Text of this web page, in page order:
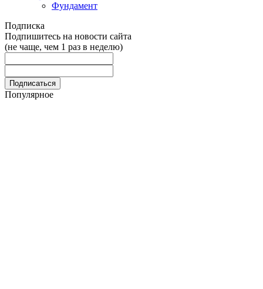
Фундамент
Подписка
Подпишитесь на новости сайта
(не чаще, чем 1 раз в неделю)
Популярное